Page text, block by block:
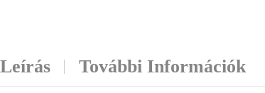
Leírás További Információk